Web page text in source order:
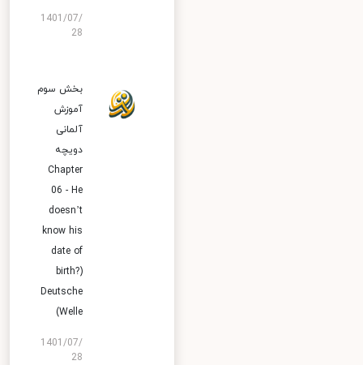
1401/07/
28
بخش سوم
آموزش
آلمانی
دویچه
Chapter
06 - He
doesn’t
know his
date of
birth?)
Deutsche
Welle)
1401/07/
28